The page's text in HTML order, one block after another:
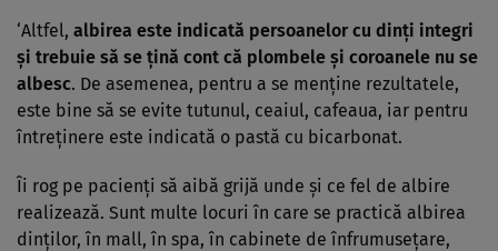
‘Altfel, albirea este indicată persoanelor cu dinţi integri
şi trebuie să se ţină cont că plombele şi coroanele nu se
albesc. De asemenea, pentru a se menţine rezultatele,
este bine să se evite tutunul, ceaiul, cafeaua, iar pentru
întreţinere este indicată o pastă cu bicarbonat.
Îi rog pe pacienţi să aibă grijă unde şi ce fel de albire
realizează. Sunt multe locuri în care se practică albirea
dinţilor, în mall, în spa, în cabinete de înfrumuseţare,